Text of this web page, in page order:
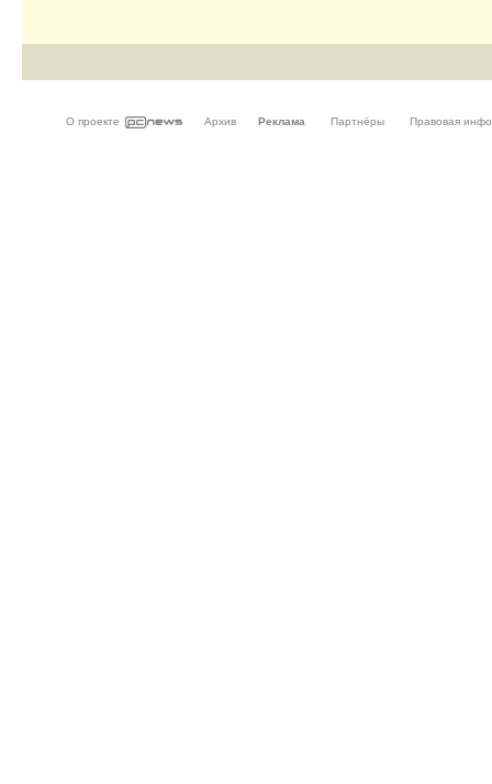
О проекте Архив Реклама Партнёры Правовая